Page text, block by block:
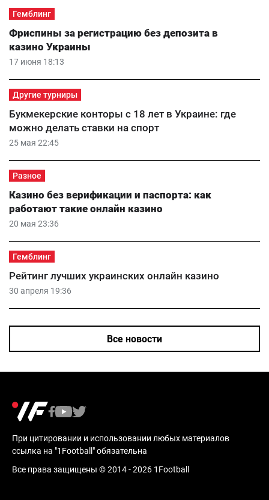
Гемблинг
17 июня 18:13
Фриспины за регистрацию без депозита в
казино Украины
Другие турниры
25 мая 22:45
Букмекерские конторы с 18 лет в Украине: где
можно делать ставки на спорт
Разное
20 мая 23:36
Казино без верификации и паспорта: как
работают такие онлайн казино
Гемблинг
30 апреля 19:36
Рейтинг лучших украинских онлайн казино
Все новости
При цитировании и использовании любых материалов
ссылка на "1Football" обязательна
Все права защищены © 2014 - 2026 1Football